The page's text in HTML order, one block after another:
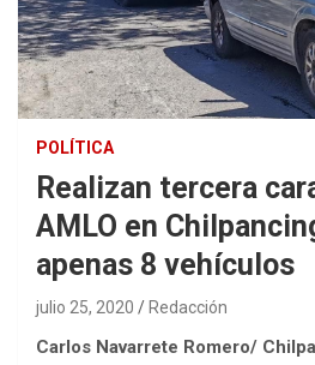
POLÍTICA
Realizan tercera
AMLO en
apenas 8 vehículos
julio 25, 2020 Redacción
Carlos Navarrete Romero/